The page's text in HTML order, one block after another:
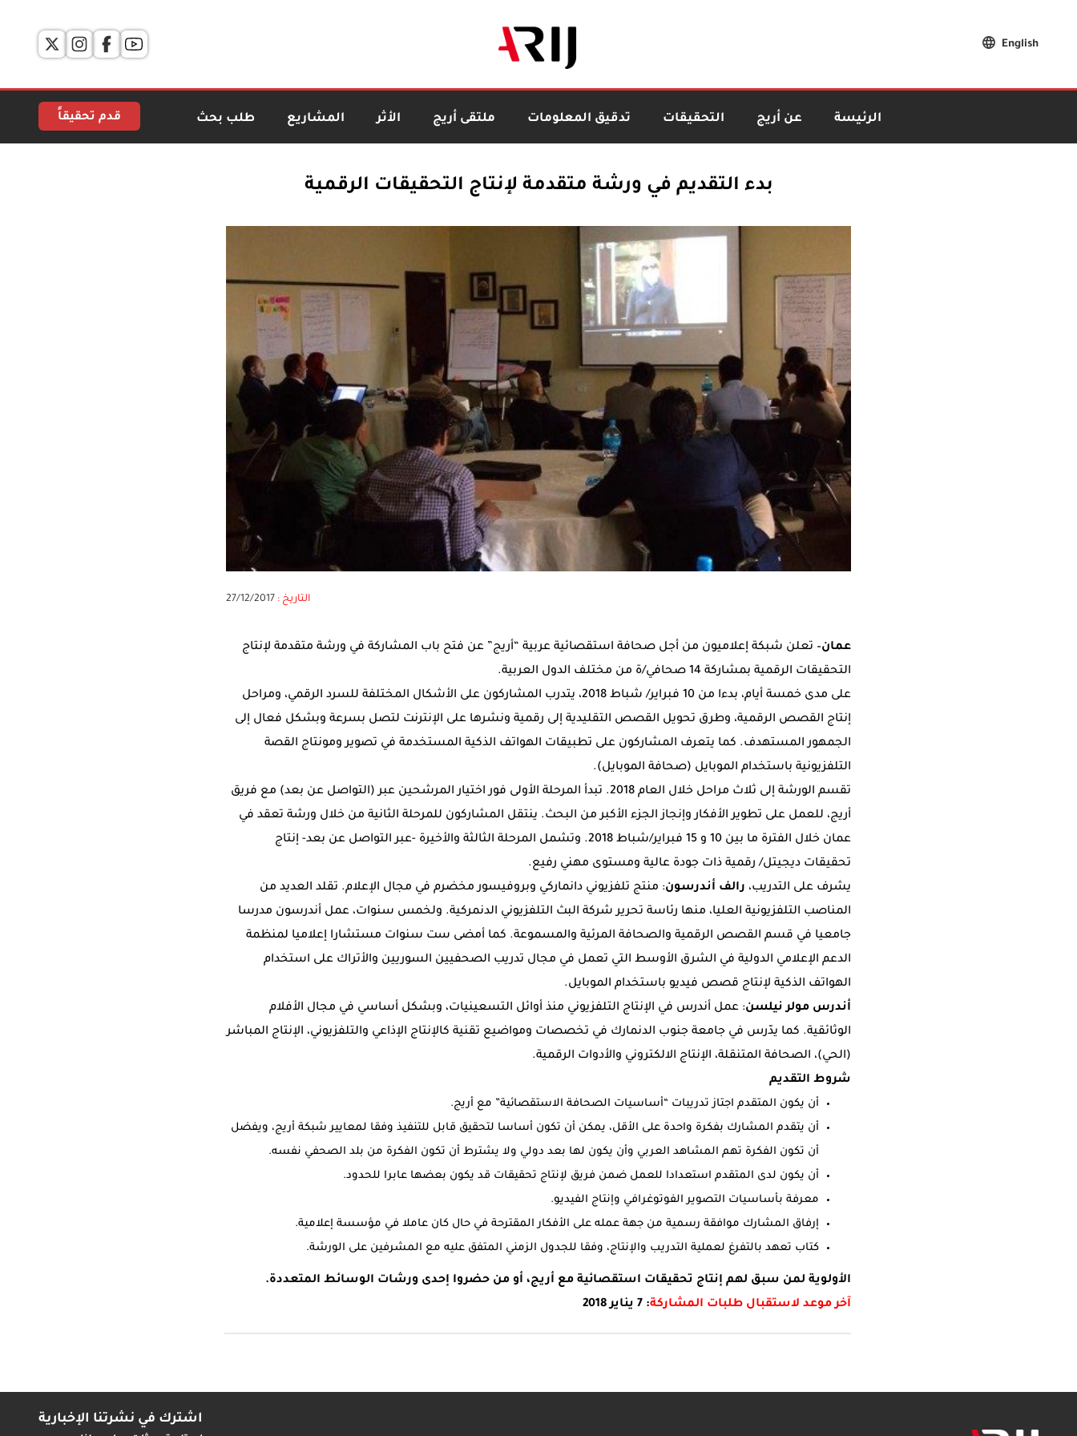
English
الرئيسة عن أريج التحقيقات تدقيق المعلومات ملتقى أريج الأثر المشاريع طلب بحث قدم تحقيقاً
بدء التقديم في ورشة متقدمة لإنتاج التحقيقات الرقمية
التاريخ : 27/12/2017
عمان– تعلن شبكة إعلاميون من أجل صحافة استقصائية عربية “أريج” عن فتح باب المشاركة في ورشة متقدمة لإنتاج
التحقيقات الرقمية بمشاركة 14 صحافي/ة من مختلف الدول العربية.
على مدى خمسة أيام، بدءا من 10 فبراير/ شباط 2018، يتدرب المشاركون على الأشكال المختلفة للسرد الرقمي، ومراحل
إنتاج القصص الرقمية، وطرق تحويل القصص التقليدية إلى رقمية ونشرها على الإنترنت لتصل بسرعة وبشكل فعال إلى
الجمهور المستهدف. كما يتعرف المشاركون على تطبيقات الهواتف الذكية المستخدمة في تصوير ومونتاج القصة
التلفزيونية باستخدام الموبايل (صحافة الموبايل).
تقسم الورشة إلى ثلاث مراحل خلال العام 2018. تبدأ المرحلة الأولى فور اختيار المرشحين عبر (التواصل عن بعد) مع فريق
أريج، للعمل على تطوير الأفكار وإنجاز الجزء الأكبر من البحث. ينتقل المشاركون للمرحلة الثانية من خلال ورشة تعقد في
عمان خلال الفترة ما بين 10 و 15 فبراير/شباط 2018. وتشمل المرحلة الثالثة والأخيرة -عبر التواصل عن بعد- إنتاج
تحقيقات ديجيتل/ رقمية ذات جودة عالية ومستوى مهني رفيع.
يشرف على التدريب، رالف أندرسون: منتج تلفزيوني دانماركي وبروفيسور مخضرم في مجال الإعلام. تقلد العديد من
المناصب التلفزيونية العليا، منها رئاسة تحرير شركة البث التلفزيوني الدنمركية. ولخمس سنوات، عمل أندرسون مدرسا
جامعيا في قسم القصص الرقمية والصحافة المرئية والمسموعة. كما أمضى ست سنوات مستشارا إعلاميا لمنظمة
الدعم الإعلامي الدولية في الشرق الأوسط التي تعمل في مجال تدريب الصحفيين السوريين والأتراك على استخدام
الهواتف الذكية لإنتاج قصص فيديو باستخدام الموبايل.
أندرس مولر نيلسن: عمل أندرس في الإنتاج التلفزيوني منذ أوائل التسعينيات، وبشكل أساسي في مجال الأفلام
الوثائقية. كما يدّرس في جامعة جنوب الدنمارك في تخصصات ومواضيع تقنية كالإنتاج الإذاعي والتلفزيوني، الإنتاج المباشر
(الحي)، الصحافة المتنقلة، الإنتاج الالكتروني والأدوات الرقمية.
شروط التقديم
أن يكون المتقدم اجتاز تدريبات “أساسيات الصحافة الاستقصائية” مع أريج.
أن يتقدم المشارك بفكرة واحدة على الأقل، يمكن أن تكون أساسا لتحقيق قابل للتنفيذ وفقا لمعايير شبكة أريج، ويفضل
أن تكون الفكرة تهم المشاهد العربي وأن يكون لها بعد دولي ولا يشترط أن تكون الفكرة من بلد الصحفي نفسه.
أن يكون لدى المتقدم استعدادا للعمل ضمن فريق لإنتاج تحقيقات قد يكون بعضها عابرا للحدود.
معرفة بأساسيات التصوير الفوتوغرافي وإنتاج الفيديو.
إرفاق المشارك موافقة رسمية من جهة عمله على الأفكار المقترحة في حال كان عاملا في مؤسسة إعلامية.
كتاب تعهد بالتفرغ لعملية التدريب والإنتاج، وفقا للجدول الزمني المتفق عليه مع المشرفين على الورشة.
الأولوية لمن سبق لهم إنتاج تحقيقات استقصائية مع أريج، أو من حضروا إحدى ورشات الوسائط المتعددة.
آخر موعد لاستقبال طلبات المشاركة: 7 يناير 2018
اشترك في نشرتنا الإخبارية